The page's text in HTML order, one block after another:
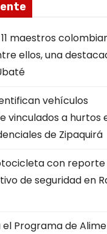
maestros
ellos, una
vehículos
vinculados a hurtos
de Zipaquirá
con
de seguridad en
Programa de